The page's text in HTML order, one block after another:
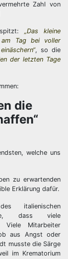
Zahl von
„Das kleine
am Tag bei voller
, so die
der letzten Tage
die
welche uns
zu erwartenden
Erklärung dafür.
italienischen
dass viele
Viele Mitarbeiter
aus Angst oder
musste die Särge
im Krematorium